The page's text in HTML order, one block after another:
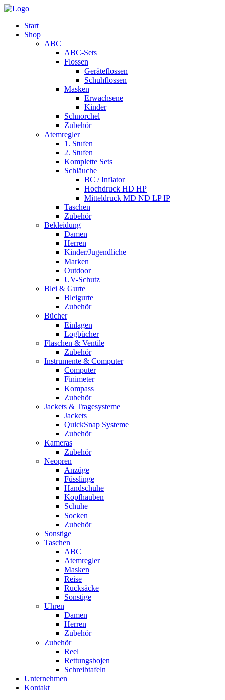
Start
Shop
ABC
ABC-Sets
Flossen
Geräteflossen
Schuhflossen
Masken
Erwachsene
Kinder
Schnorchel
Zubehör
Atemregler
1. Stufen
2. Stufen
Komplette Sets
Schläuche
BC / Inflator
Hochdruck HD HP
Mitteldruck MD ND LP IP
Taschen
Zubehör
Bekleidung
Damen
Herren
Kinder/Jugendliche
Marken
Outdoor
UV-Schutz
Blei & Gurte
Bleigurte
Zubehör
Bücher
Einlagen
Logbücher
Flaschen & Ventile
Zubehör
Instrumente & Computer
Computer
Finimeter
Kompass
Zubehör
Jackets & Tragesysteme
Jackets
QuickSnap Systeme
Zubehör
Kameras
Zubehör
Neopren
Anzüge
Füsslinge
Handschuhe
Kopfhauben
Schuhe
Socken
Zubehör
Sonstige
Taschen
ABC
Atemregler
Masken
Reise
Rucksäcke
Sonstige
Uhren
Damen
Herren
Zubehör
Zubehör
Reel
Rettungsbojen
Schreibtafeln
Unternehmen
Kontakt